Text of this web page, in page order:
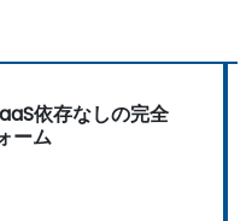
依存なしの完全
ーム